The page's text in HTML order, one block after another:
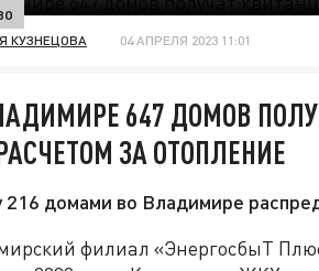
КУЗНЕЦОВА 04 АПРЕЛЯ 2023 11:01
647 ДОМОВ
ЗА ОТОПЛЕНИЕ
домами во Владимире
филиал «ЭнергосбыТ